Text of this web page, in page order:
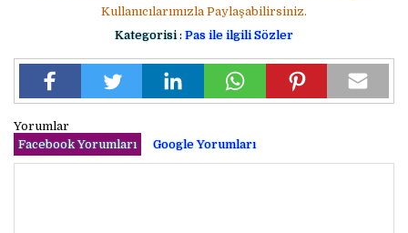
Kullanıcılarımızla Paylaşabilirsiniz.
Kategorisi : Pas ile ilgili Sözler
Yorumlar
Facebook Yorumları
Google Yorumları